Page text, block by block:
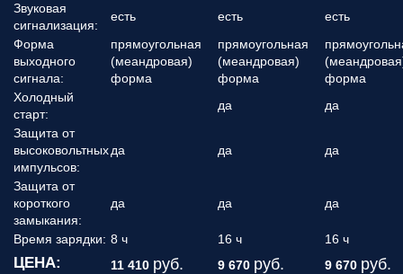
Звуковая
сигнализация:
есть есть
есть
Форма
выходного
сигнала:
прямоугольная
(меандровая)
форма
прямоугольная
(меандровая)
форма
форма
Холодный
старт:
да
да
Защита от
высоковольтных
импульсов:
да да да
Защита от
короткого
замыкания:
да да да
Время зарядки: 8 ч 16 ч 16 ч
ЦЕНА: 11 410 руб. 9 670 руб. 9 670 руб.